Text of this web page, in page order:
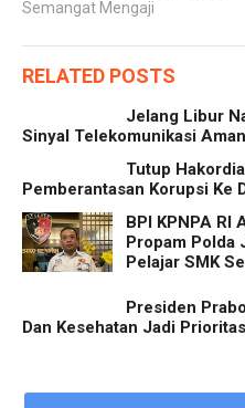
Semangat Mengaji
RELATED POSTS
Jelang Libur
Sinyal Telekomunikasi Aman
Tutup
Pemberantasan Korupsi Ke
BPI KPNPA RI
Propam Polda
Pelajar SMK
Presiden
Dan Kesehatan Jadi